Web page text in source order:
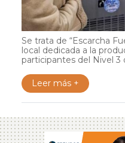
Se trata de “Escarcha
local dedicada a la
participantes del Nivel 3
Leer más +